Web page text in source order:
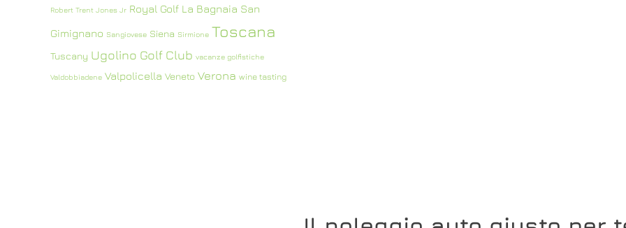
Robert Trent Jones Jr Royal Golf La Bagnaia San
Gimignano Sangiovese Siena Sirmione Toscana
Tuscany Ugolino Golf Club vacanze golfistiche
Valdobbiadene Valpolicella Veneto Verona wine tasting